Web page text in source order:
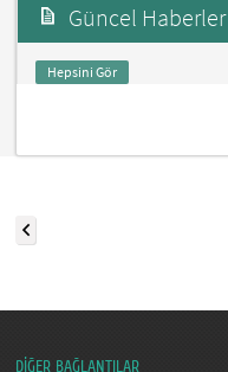
Güncel Haberler
Hepsini Gör
DİĞER BAĞLANTILAR